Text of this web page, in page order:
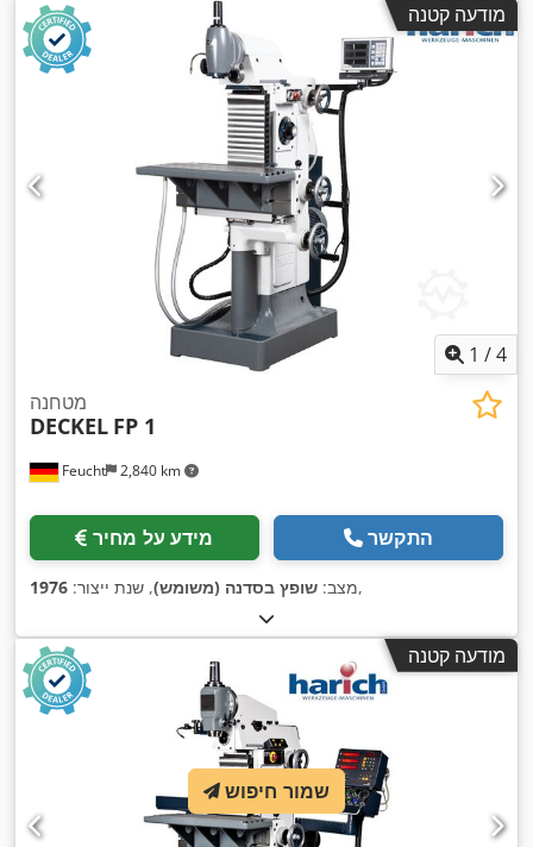
מודעה קטנה
1 /4
Feucht 2,840 km
מטחנה
DECKEL FP 1
מידע על מחיר התקשר
מצב: שופץ בסדנה (משומש), שנת ייצור: 1976 ,
מודעה קטנה
שמור חיפוש